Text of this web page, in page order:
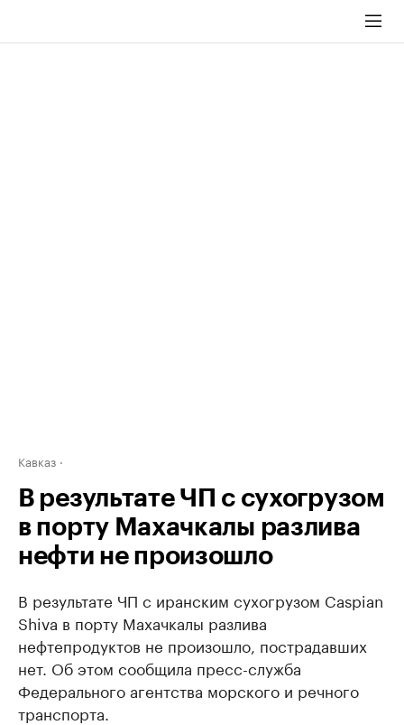
Кавказ
В результате ЧП с сухогрузом
в порту Махачкалы разлива
нефти не произошло
В результате ЧП с иранским сухогрузом Caspian
Shiva в порту Махачкалы разлива
нефтепродуктов не произошло, пострадавших
нет. Об этом сообщила пресс-служба
Федерального агентства морского и речного
транспорта.